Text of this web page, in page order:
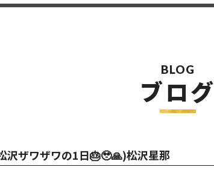
BLOG
ブログ
沢ザワザワの1日🎂🥹🙏)松沢星那